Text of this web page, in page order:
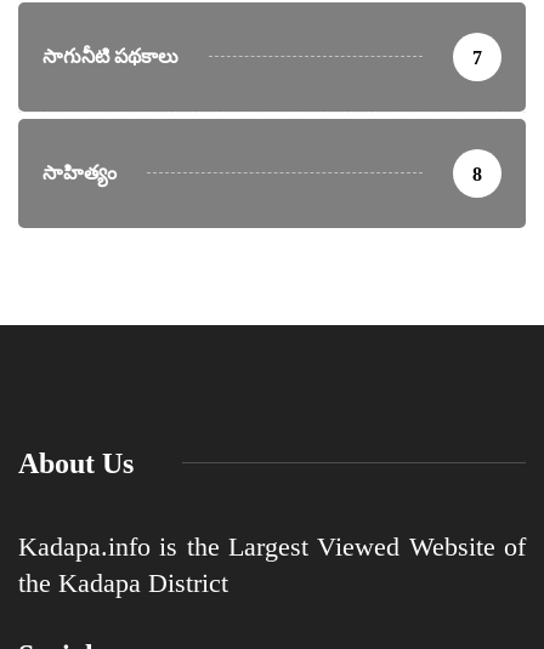
సాగునీటి పథకాలు 7
సాహిత్యం 8
About Us
Kadapa.info is the Largest Viewed Website of
the Kadapa District